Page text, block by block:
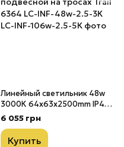
Линейный светильник 48w
3000К 64х63х2500mm IP42
подвесной на тросах Trail
6364 LC-INF-48w-2.5-3К
6 055 грн
Купить